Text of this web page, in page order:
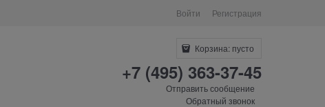
Войти Регистрация
Корзина: пусто
+7 (495) 363-37-45
Отправить сообщение
Обратный звонок